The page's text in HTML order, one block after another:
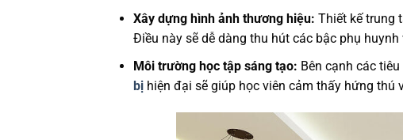
Xây dựng hình ảnh thương hiệu: Thiết kế trung
Điều này sẽ dễ dàng thu hút các bậc phụ
Môi trường học tập sáng tạo: Bên cạnh các
bịhiện đại sẽ giúp học viên cảm thấy hứng thú